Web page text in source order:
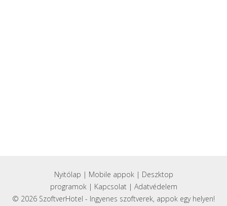
Nyitólap | Mobile appok| Deszktop
programok| Kapcsolat| Adatvédelem
© 2026 SzoftverHotel - Ingyenes szoftverek, appok egy helyen!